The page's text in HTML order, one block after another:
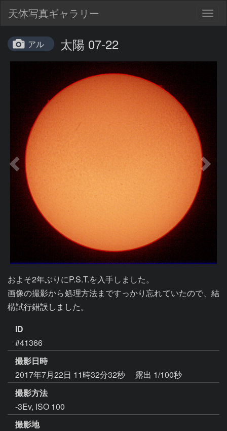
天体写真ギャラリー
アル 太陽 07-22
およそ2年ぶりにP.S.T.を入手しました。
画像の撮影から処理方法まですっかり忘れていたので、結
構試行錯誤しました。
ID
#41366
撮影日時
2017年7月22日 11時32分32秒
露出 1/100秒
撮影方法
-3Ev, ISO 100
撮影地